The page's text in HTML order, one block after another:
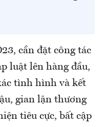
cần đặt công tác
luật lên hàng đầu,
tình hình và kết
gian lận thương
tiêu cực, bất cập